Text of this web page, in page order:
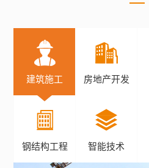
建筑施工 房地产开发
钢结构工程 智能技术